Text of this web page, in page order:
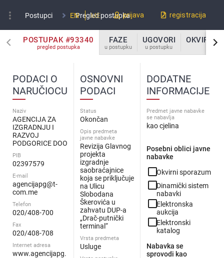
more_vert Postupci Pregled postupka
EN ME prijava registracija
POSTUPAK #93340
pregled postupka
FAZE
u postupku
UGOVORI
u postupku
OKVIRNI
u
OSNOVNI
PODACI
Status
Okončan
Opis predmeta
javne nabavke
Revizija Glavnog
projekta
izgradnje
saobraćajnice
koja se priključuje
na Ulicu
Slobodana
Škerovića u
zahvatu DUP-a
„Drač-putnički
terminal“
Vrsta predmeta
Usluge
DODATNE
INFORMACIJE
Predmet javne nabavke
se nabavlja
kao cjelina
Posebni oblici javne
nabavke
check_box_outline_blankOkvirni sporazum
check_box_outline_blankDinamički sistem
nabavki
check_box_outline_blankElektronska
aukcija
check_box_outline_blankElektronski
katalog
Nabavka se
sprovodi kao
PODACI O
NARUČIOCU
Naziv
AGENCIJA ZA
IZGRADNJU I
RAZVOJ
PODGORICE DOO
PIB
02397579
E-mail
agencijapg@t-
com.me
Telefon
020/408-700
Fax
020/408-708
Internet adresa
www.agencijapg.